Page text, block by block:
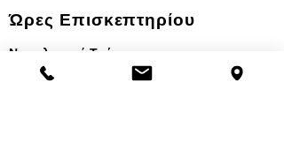
Ώρες Επισκεπτηρίου
Νοσηλευτικά Τμήματα
Χειμερινό ωράριο: 11.00-13.00
17.30-19.30